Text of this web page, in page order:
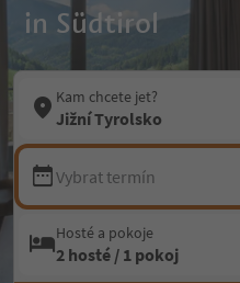
in Südtirol
Kam chcete jet?
Jižní Tyrolsko
Vybrat termín
Hosté a pokoje
2 hosté / 1 pokoj